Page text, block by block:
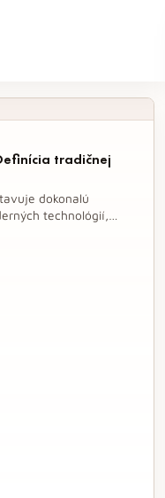
90
tradičnej
dokonalú
technológií,